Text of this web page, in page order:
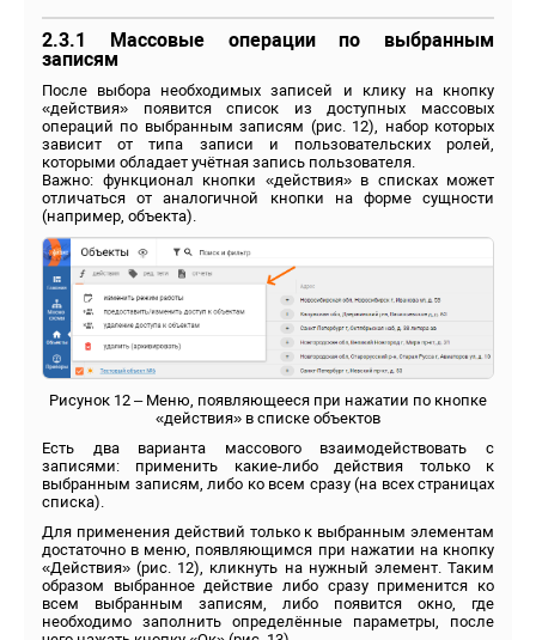
2.3.1 Массовые операции по выбранным
записям
После выбора необходимых записей и клику на кнопку
«действия» появится список из доступных массовых
операций по выбранным записям (рис. 12), набор которых
зависит от типа записи и пользовательских ролей,
которыми обладает учётная запись пользователя.
Важно: функционал кнопки «действия» в списках может
отличаться от аналогичной кнопки на форме сущности
(например, объекта).
Рисунок 12 – Меню, появляющееся при нажатии по кнопке
«действия» в списке объектов
Есть два варианта массового взаимодействовать с
записями: применить какие-либо действия только к
выбранным записям, либо ко всем сразу (на всех страницах
списка).
Для применения действий только к выбранным элементам
достаточно в меню, появляющимся при нажатии на кнопку
«Действия» (рис. 12), кликнуть на нужный элемент. Таким
образом выбранное действие либо сразу применится ко
всем выбранным записям, либо появится окно, где
необходимо заполнить определённые параметры, после